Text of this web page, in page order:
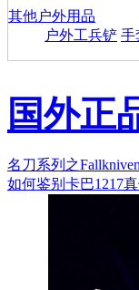
其他户外用品
户外工兵铲 手
国外正
名刀系列之
如何鉴别卡巴1217